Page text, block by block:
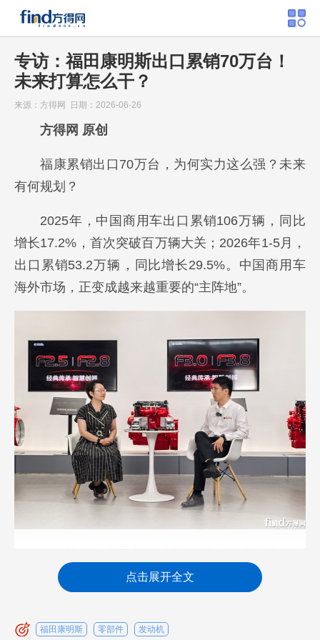
专访：福田康明斯出口累销70万台！
未来打算怎么干？
来源：方得网 日期：2026-06-26
方得网 原创
福康累销出口70万台，为何实力这么强？未来
有何规划？
2025年，中国商用车出口累销‌106万辆‌，同比
增长17.2%，首次突破百万辆大关；2026年1-5月，
出口累销‌53.2万辆‌，同比增长29.5%。中国商用车
海外市场，正变成越来越重要的“主阵地”。
怎样？国产动力总成能否在海外与国际巨头掰手
近日，方得网带着这些问题，专访到福田康明
点击展开全文
福田康明斯 零部件 发动机